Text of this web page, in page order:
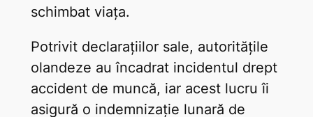
schimbat viața.
Potrivit declarațiilor sale, autoritățile
olandeze au încadrat incidentul drept
accident de muncă, iar acest lucru îi
asigură o indemnizație lunară de